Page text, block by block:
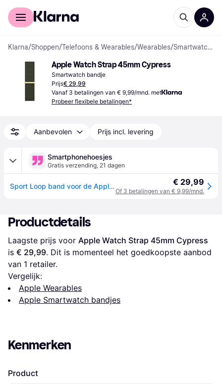
Voor shoppers
Klarna/Shoppen/Telefoons & Wearables/Wearables/ Smartwatch bandjes
Apple Watch Strap 45mm Cypress
Smartwatch bandje
Prijs€ 29,99
Vanaf 3 betalingen van € 9,99/mnd. met
Probeer flexibele betalingen*
Aanbevolen Prijs incl. levering
Smartphonehoesjes
Gratis verzending, 21 dagen
Sport Loop band voor de Apple Watch | 44/45/46/49 mm - Cypress - Donkergroen € 29,99
Of 3 betalingen van € 9,99/mnd.
Productdetails
Laagste prijs voor Apple Watch Strap 45mm Cypress
is € 29,99. Dit is momenteel het goedkoopste aanbod
van 1 retailer.
Vergelijk:
Apple Wearables
Apple Smartwatch bandjes
Kenmerken
Product